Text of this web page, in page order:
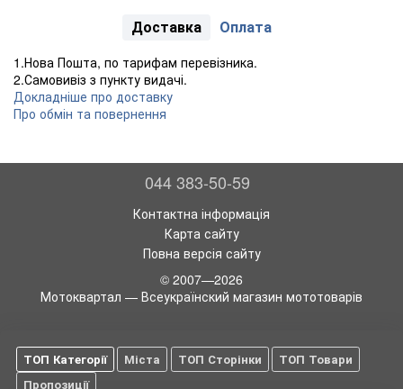
Доставка Оплата
1.Нова Пошта, по тарифам перевізника.
2.Самовивіз з пункту видачі.
Докладніше про доставку
Про обмін та повернення
044 383-50-59
Контактна інформація
Карта сайту
Повна версія сайту
© 2007—2026
Мотоквартал — Всеукраїнский магазин мототоварів
ТОП Категорії Міста ТОП Сторінки
ТОП Товари
Пропозиції